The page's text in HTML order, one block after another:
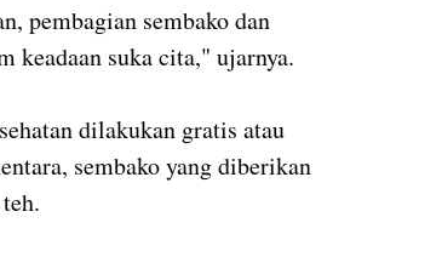
pembagian sembako dan
keadaan suka cita," ujarnya.
dilakukan gratis atau
sembako yang diberikan